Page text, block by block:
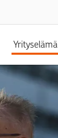
Yrityselämä